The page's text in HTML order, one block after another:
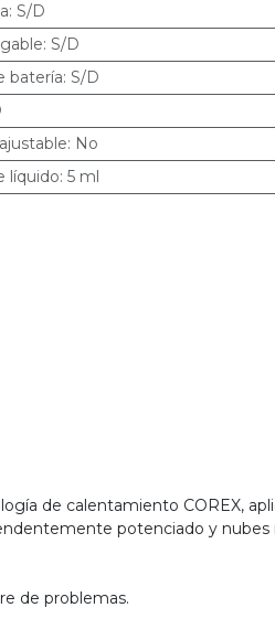
: S/D
: S/D
batería: S/D
: No
líquido: 5 ml
de calentamiento COREX,
potenciado y nubes
de problemas.